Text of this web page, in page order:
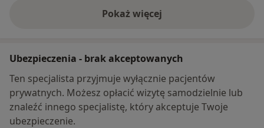
Pokaż więcej
o adresie
Ubezpieczenia - brak akceptowanych
Ten specjalista przyjmuje wyłącznie pacjentów
prywatnych. Możesz opłacić wizytę samodzielnie lub
znaleźć innego specjalistę, który akceptuje Twoje
ubezpieczenie.